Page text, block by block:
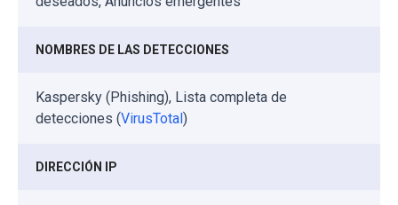
NOMBRES DE LAS DETECCIONES
Kaspersky (Phishing), Lista completa de
detecciones (VirusTotal)
DIRECCIÓN IP